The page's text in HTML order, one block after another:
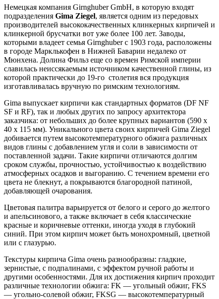
Немецкая компания Girnghuber GmbH, в которую входят
подразделения Gima Ziegel, является одним из передовых
производителей высококачественных клинкерных кирпичей и
клинкерной брусчатки вот уже более 100 лет. Заводы,
которыми владеет семья Girnghuber с 1903 года, расположены
в городе Марклькофен в Нижней Баварии недалеко от
Мюнхена. Долина Фильз еще со времен Римской империи
славилась неиссякаемым источником качественной глины, из
которой практически до 19-го столетия вся продукция
изготавливалась вручную по римским технологиям.
Gima выпускает кирпичи как стандартных форматов (DF NF
SF и RF), так и любых других по запросу архитектора
заказчика: от небольших до более крупных вариантов (590 х
40 х 115 мм). Уникального цвета своих кирпичей Gima Ziegel
добивается путем высокотемпературного обжига различных
видов глины с добавлением угля и соли в зависимости от
поставленной задачи. Такие кирпичи отличаются долгим
сроком службы, прочностью, устойчивостью к воздействию
атмосферных осадков и выгоранию. С течением времени его
цвета не блекнут, а покрываются благородной патиной,
добавляющей очарования.
Цветовая палитра варьируется от белого и серого до желтого
и апельсинового, а также включает в себя классические
красные и коричневые оттенки, иногда уходя в глубокий
синий. При этом кирпич может быть монохромный, цветной
или с глазурью.
Текстуры кирпича Gima очень разнообразны: гладкие,
зернистые, с подпалинами, с эффектом ручной работы и
другими особенностями. Для их достижения кирпич проходит
различные технологии обжига: FK — угольный обжиг, FKS
— угольно-солевой обжиг, FKSG — высокотемпературный